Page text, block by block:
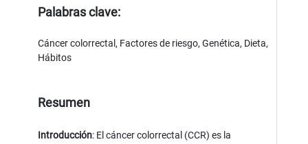
Palabras clave:
Cáncer colorrectal, Factores de riesgo, Genética, Dieta,
Hábitos
Resumen
Introducción: El cáncer colorrectal (CCR) es la